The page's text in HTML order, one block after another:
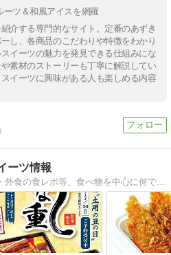
ーツ＆和風アイスを網羅
介する専門的なサイト。定番のあずき
し、各商品のこだわりや特徴をわかり
イーツの魅力を発見できる仕組みにな
素材のストーリーも丁寧に解説してい
イーツに興味がある人も楽しめる内容
ーツ情報
コンビニスイーツの感想・外食の食レポ等、食べ物を中心に何でも書きます。